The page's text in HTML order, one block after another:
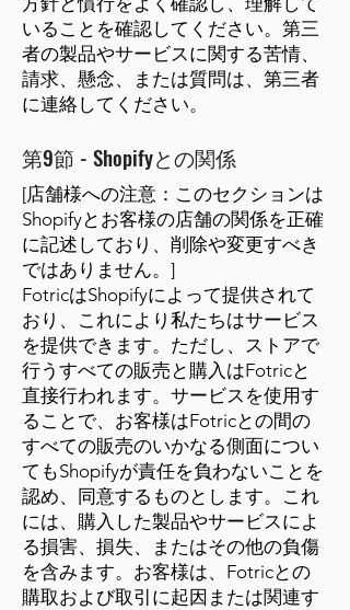
いることを確認してください。第三
者の製品やサービスに関する苦情、
請求、懸念、または質問は、第三者
に連絡してください。
第9節 - Shopifyとの関係
[店舗様への注意：このセクションは
Shopifyとお客様の店舗の関係を正確
に記述しており、削除や変更すべき
ではありません。]
FotricはShopifyによって提供されて
おり、これにより私たちはサービス
を提供できます。ただし、ストアで
行うすべての販売と購入はFotricと
直接行われます。サービスを使用す
ることで、お客様はFotricとの間の
すべての販売のいかなる側面につい
てもShopifyが責任を負わないことを
認め、同意するものとします。これ
には、購入した製品やサービスによ
る損害、損失、またはその他の負傷
を含みます。お客様は、Fotricとの
購取および取引に起因または関連す